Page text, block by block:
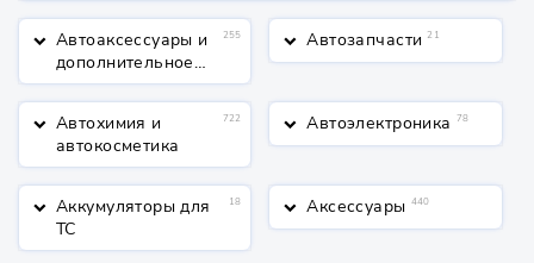
keyboard_arrow_down Автоаксессуары и
дополнительное
оборудование
255 keyboard_arrow_down Автозапчасти 21
keyboard_arrow_down Автохимия и
автокосметика
722 keyboard_arrow_down Автоэлектроника 78
keyboard_arrow_down Аккумуляторы для
ТС
18 keyboard_arrow_down Аксессуары 440